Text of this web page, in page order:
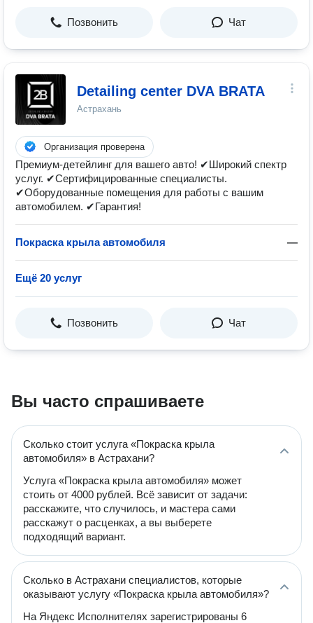
Позвонить Чат
Detailing center DVA BRATA
Астрахань
Организация проверена
Премиум-детейлинг для вашего авто! ✔Широкий спектр
услуг. ✔Сертифицированные специалисты.
✔Оборудованные помещения для работы с вашим
автомобилем. ✔Гарантия!
Покраска крыла автомобиля —
Ещё 20 услуг
Позвонить Чат
Вы часто спрашиваете
Сколько стоит услуга «Покраска крыла
автомобиля» в Астрахани?
Услуга «Покраска крыла автомобиля» может
стоить от 4000 рублей. Всё зависит от задачи:
расскажите, что случилось, и мастера сами
расскажут о расценках, а вы выберете
подходящий вариант.
Сколько в Астрахани специалистов, которые
оказывают услугу «Покраска крыла автомобиля»?
На Яндекс Исполнителях зарегистрированы 6